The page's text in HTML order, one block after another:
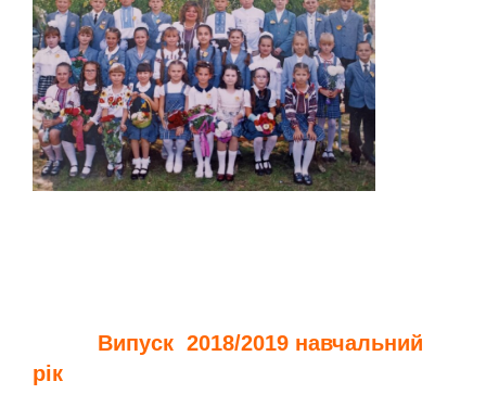
Випуск 2018/2019 навчальний
рік